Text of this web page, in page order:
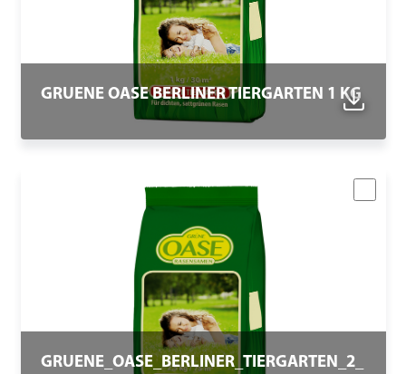
GRUENE OASE BERLINER TIERGARTEN 1 KG
GRUENE_OASE_BERLINER_TIERGARTEN_2_